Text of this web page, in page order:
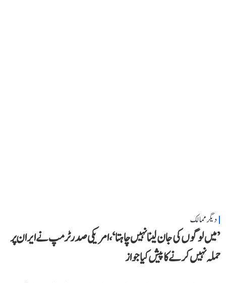
دیگر ممالک
’میں لوگوں کی جان لینا نہیں چاہتا‘، امریکی صدر ٹرمپ نے ایران پر
حملہ نہیں کرنے کا پیش کیا جواز